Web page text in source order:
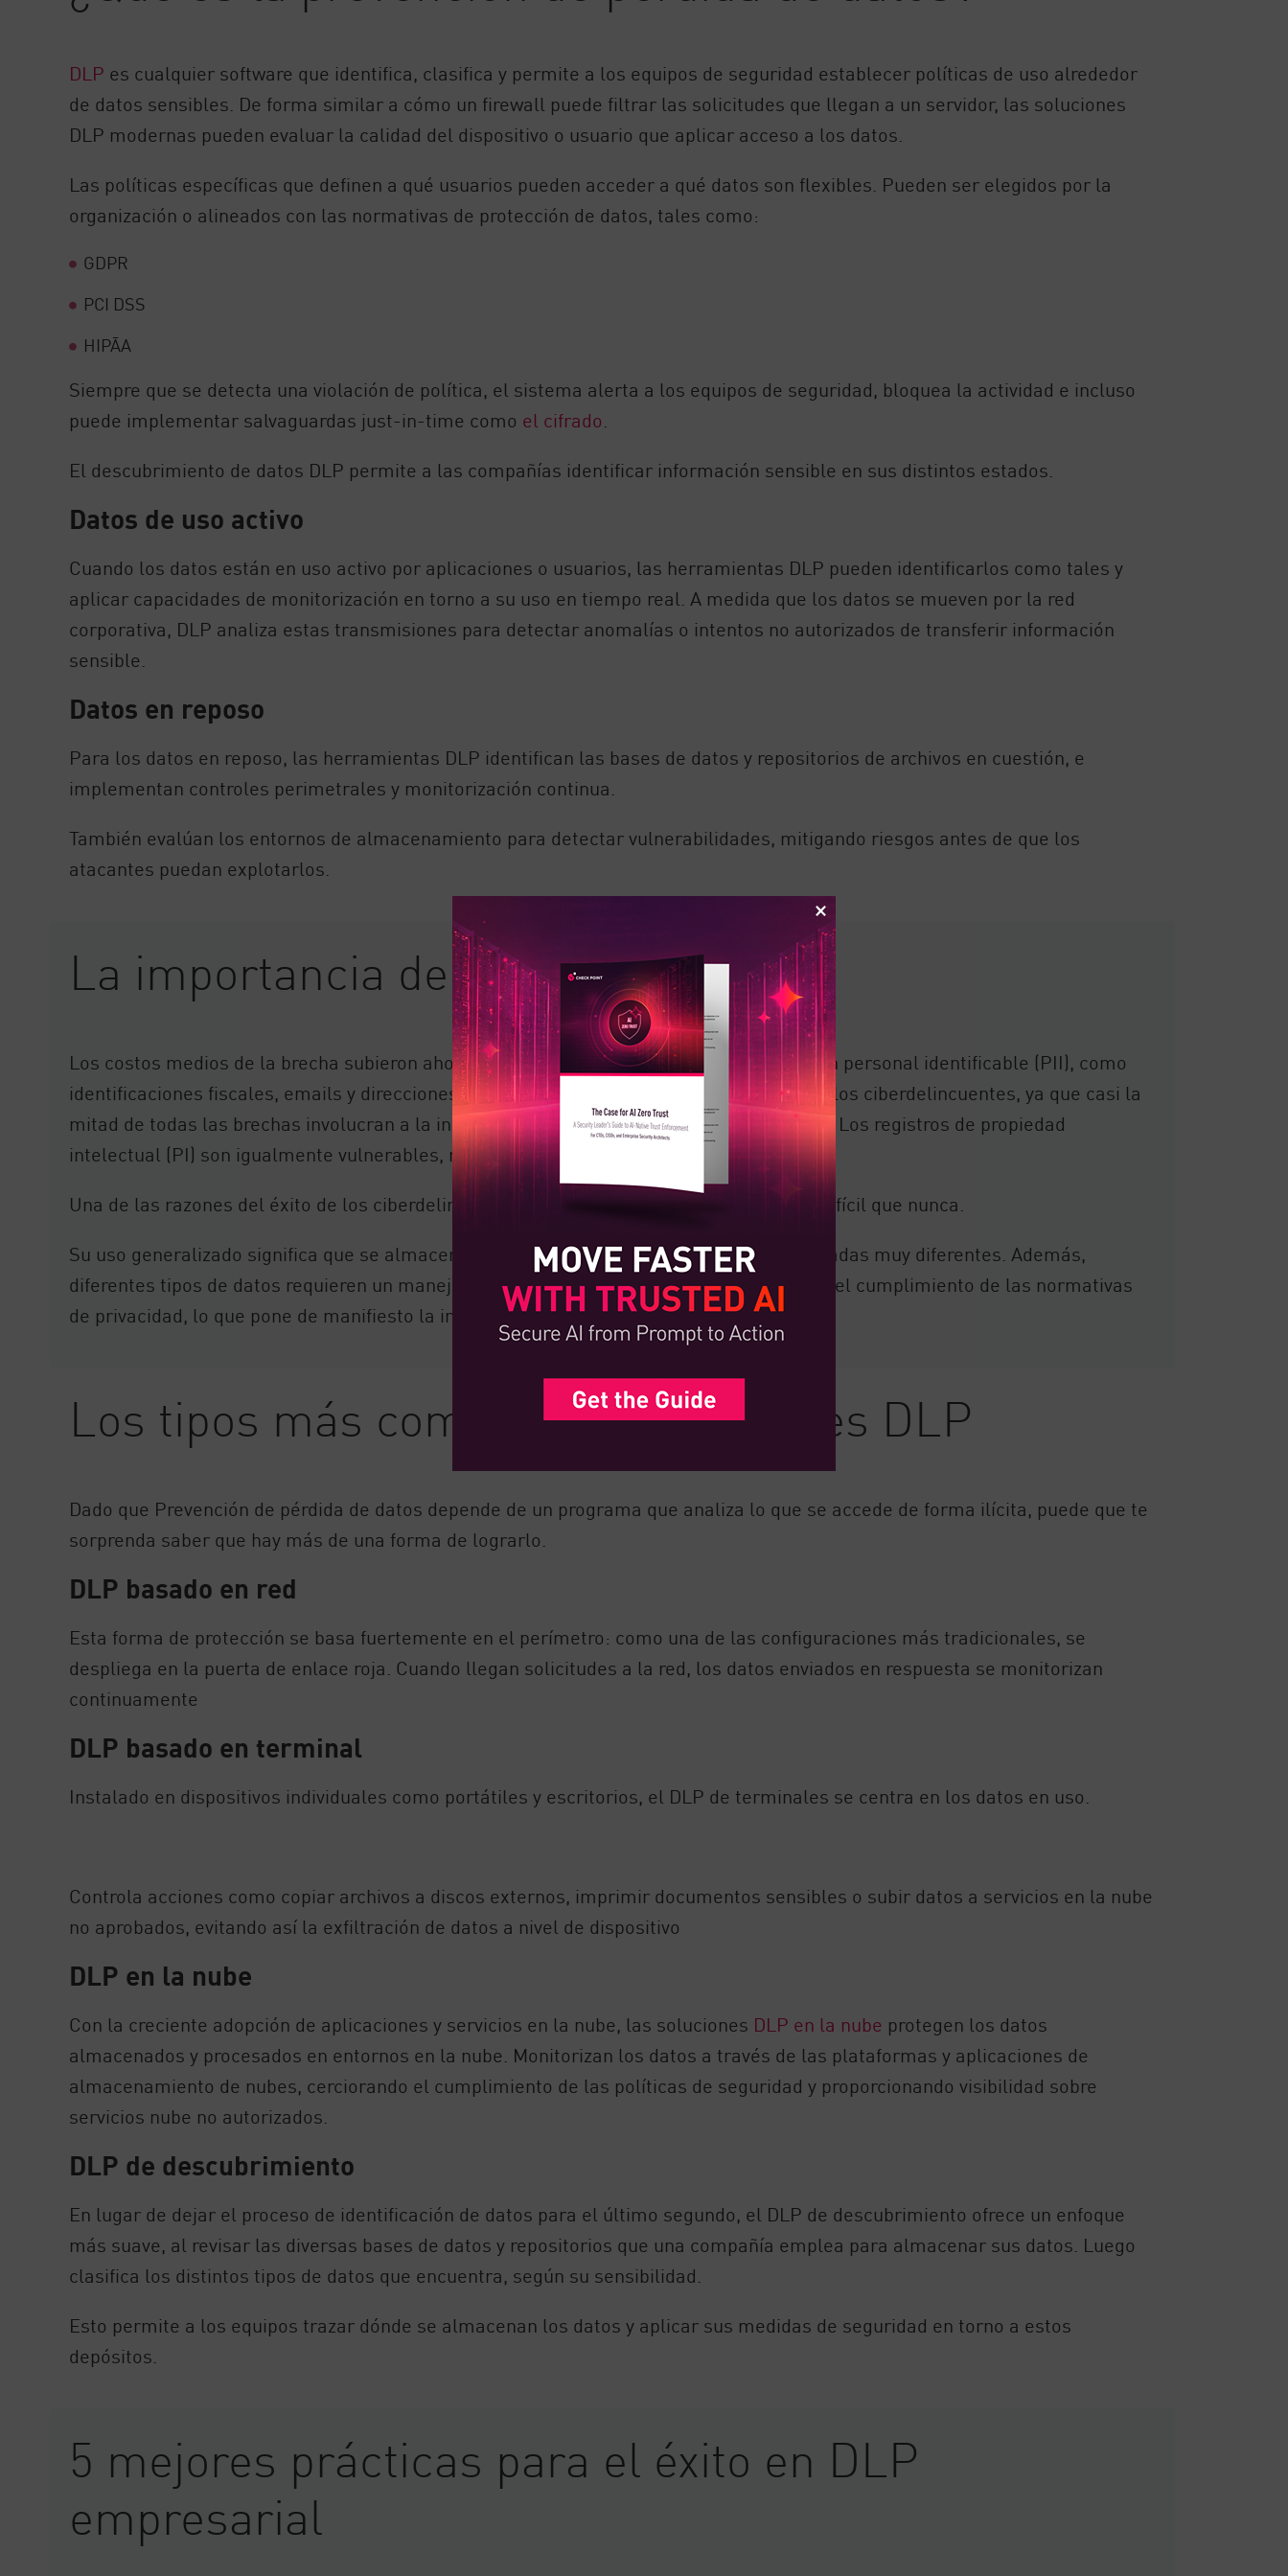
AI Agent Security
DLP es cualquier software que identifica, clasifica y permite a los equipos de seguridad establecer políticas de uso alrededor
de datos sensibles. De forma similar a cómo un firewall puede filtrar las solicitudes que llegan a un servidor, las soluciones
DLP modernas pueden evaluar la calidad del dispositivo o usuario que aplicar acceso a los datos.
Las políticas específicas que definen a qué usuarios pueden acceder a qué datos son flexibles. Pueden ser elegidos por la
organización o alineados con las normativas de protección de datos, tales como:
GDPR
PCI DSS
HIPĀA
Siempre que se detecta una violación de política, el sistema alerta a los equipos de seguridad, bloquea la actividad e incluso
puede implementar salvaguardas just-in-time como el cifrado
El descubrimiento de datos DLP permite a las compañías identificar información sensible en sus distintos estados.
Datos de uso activo
Cuando los datos están en uso activo por aplicaciones o usuarios, las herramientas DLP pueden identificarlos como tales y
aplicar capacidades de monitorización en torno a su uso en tiempo real. A medida que los datos se mueven por la red
corporativa, DLP analiza estas transmisiones para detectar anomalías o intentos no autorizados de transferir información
sensible.
Datos en reposo
Para los datos en reposo, las herramientas DLP identifican las bases de datos y repositorios de archivos en cuestión, e
implementan controles perimetrales y monitorización continua.
También evalúan los entornos de almacenamiento para detectar vulnerabilidades, mitigando riesgos antes de que los
atacantes puedan explotarlos.
La importancia del DLP empresarial
Los costos medios de la brecha subieron ahora a4,88 millones de dólares. La información personal identificable (PII), como
identificaciones fiscales, emails y direcciones residenciales, es un objetivo principal para los ciberdelincuentes, ya que casi la
mitad de todas las brechas involucran a la información personal personal de los clientes. Los registros de propiedad
intelectual (PI) son igualmente vulnerables, representando el 43% de las brechas.
Una de las razones del éxito de los ciberdelincuentes es que proteger los datos es más difícil que nunca.
Su uso generalizado significa que se almacena en formatos, ubicaciones y partes interesadas muy diferentes. Además,
diferentes tipos de datos requieren un manejo distinto según los niveles de sensibilidad y el cumplimiento de las normativas
de privacidad, lo que pone de manifiesto la importancia de estrategias como DLP.
Los tipos más comunes de soluciones DLP
Dado que Prevención de pérdida de datos depende de un programa que analiza lo que se accede de forma ilícita, puede que te
sorprenda saber que hay más de una forma de lograrlo.
DLP basado en red
Esta forma de protección se basa fuertemente en el perímetro: como una de las configuraciones más tradicionales, se
despliega en la puerta de enlace roja. Cuando llegan solicitudes a la red, los datos enviados en respuesta se monitorizan
continuamente
DLP basado en terminal
Instalado en dispositivos individuales como portátiles y escritorios, el DLP de terminales se centra en los datos en uso.
Controla acciones como copiar archivos a discos externos, imprimir documentos sensibles o subir datos a servicios en la nube
no aprobados, evitando así la exfiltración de datos a nivel de dispositivo
DLP en la nube
Con la creciente adopción de aplicaciones y servicios en la nube, las soluciones DLP en la nube protegen los datos
almacenados y procesados en entornos en la nube. Monitorizan los datos a través de las plataformas y aplicaciones de
almacenamiento de nubes, cerciorando el cumplimiento de las políticas de seguridad y proporcionando visibilidad sobre
servicios nube no autorizados.
DLP de descubrimiento
En lugar de dejar el proceso de identificación de datos para el último segundo, el DLP de descubrimiento ofrece un enfoque
más suave, al revisar las diversas bases de datos y repositorios que una compañía emplea para almacenar sus datos. Luego
clasifica los distintos tipos de datos que encuentra, según su sensibilidad.
Esto permite a los equipos trazar dónde se almacenan los datos y aplicar sus medidas de seguridad en torno a estos
depósitos.
5 mejores prácticas para el éxito en DLP
empresarial